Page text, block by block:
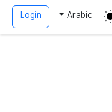
Arabic
Login